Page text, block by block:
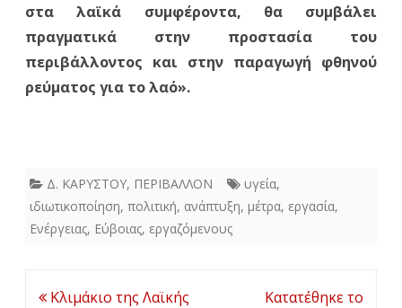
στα λαϊκά συμφέροντα, θα συμβάλει
πραγματικά στην προστασία του
περιβάλλοντος και στην παραγωγή φθηνού
ρεύματος για το λαό».
Δ. ΚΑΡΥΣΤΟΥ, ΠΕΡΙΒΑΛΛΟΝ υγεία,
ιδιωτικοποίηση, πολιτική, ανάπτυξη, μέτρα, εργασία,
Ενέργειας, Εύβοιας, εργαζόμενους
Πλοήγηση
Κλιμάκιο της Λαϊκής
Κατατέθηκε το